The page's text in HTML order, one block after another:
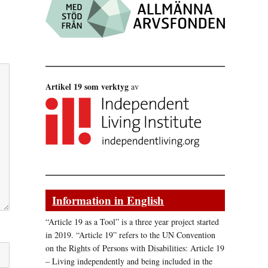
Artikel 19 som verktyg av
Information in English
“Article 19 as a Tool” is a three year project started
in 2019. “Article 19” refers to the UN Convention
on the Rights of Persons with Disabilities: Article 19
– Living independently and being included in the